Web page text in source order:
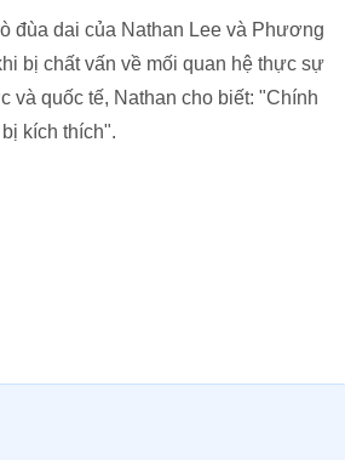
đùa dai của Nathan Lee và Phương
bị chất vấn về mối quan hệ thực sự
và quốc tế, Nathan cho biết: "Chính
kích thích".